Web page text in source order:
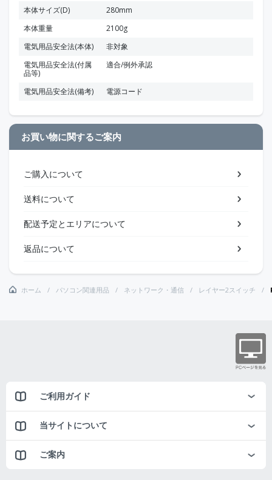
本体サイズ(D)
280mm
本体重量
2100g
電気用品安全法(本体)
非対象
電気用品安全法(付属
品等)
適合/例外承認
電気用品安全法(備考) 電源コード
お買い物に関するご案内
ご購入について
送料について
配送予定とエリアについて
返品について
ホーム パソコン関連用品 ネットワーク・通信 レイヤー2スイッチ
ご利用ガイド
当サイトについて
ご案内